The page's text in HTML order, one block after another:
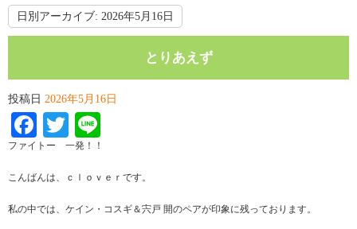
日別アーカイブ: 2026年5月16日
とりあえず
投稿日 2026年5月16日
Facebook
Twitter
ファイトー 一発！！
こんばんは、ｃｌｏｖｅｒです。
私の中では、ケイン・コスギ＆宍戸 開のペアが印象に残っております。